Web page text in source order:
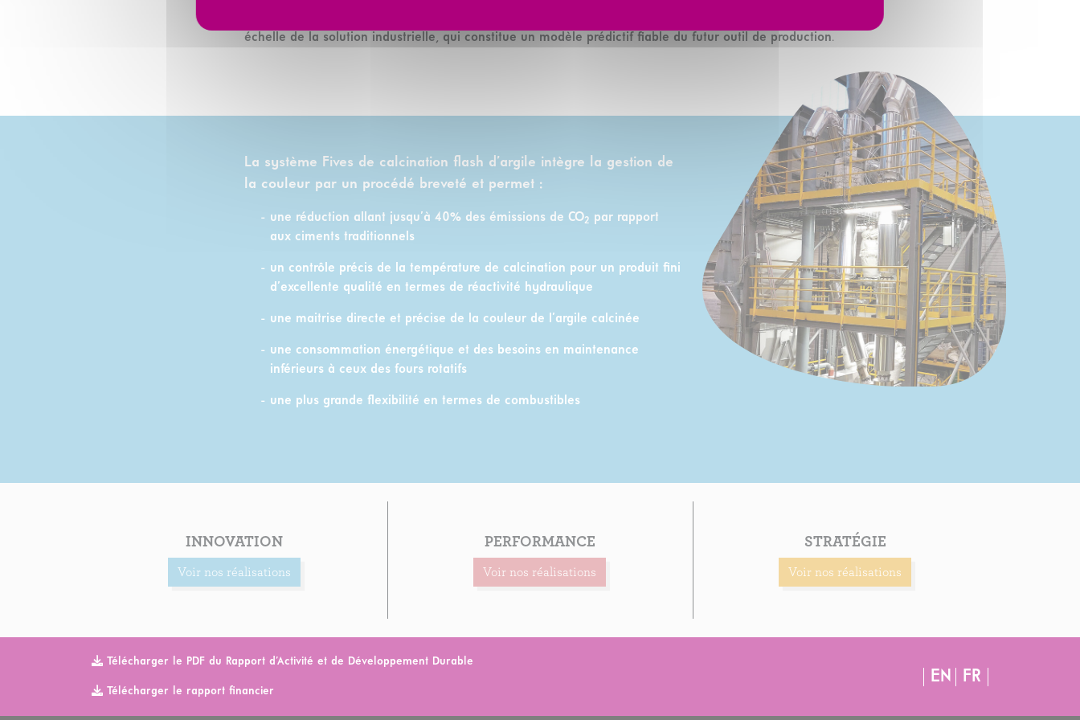
échelle de la solution industrielle, qui constitue un modèle prédictif fiable du futur outil de production.
La système Fives de calcination flash d’argile intègre la gestion de
la couleur par un procédé breveté et permet :
une réduction allant jusqu’à 40% des émissions de CO2 par rapport
aux ciments traditionnels
un contrôle précis de la température de calcination pour un produit fini
d’excellente qualité en termes de réactivité hydraulique
une maitrise directe et précise de la couleur de l’argile calcinée
une consommation énergétique et des besoins en maintenance
inférieurs à ceux des fours rotatifs
une plus grande flexibilité en termes de combustibles
INNOVATION
Voir nos réalisations
PERFORMANCE
Voir nos réalisations
STRATÉGIE
Voir nos réalisations
Télécharger le PDF du Rapport d’Activité et de Développement Durable
Télécharger le rapport financier
EN FR